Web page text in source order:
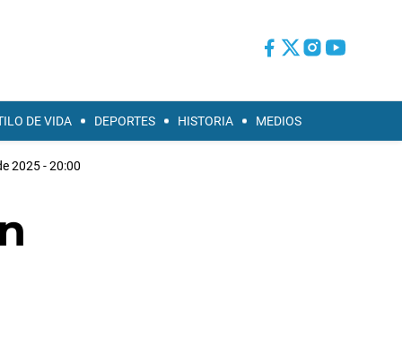
DE VIDA DEPORTES HISTORIA MEDIOS
2025 - 20:00